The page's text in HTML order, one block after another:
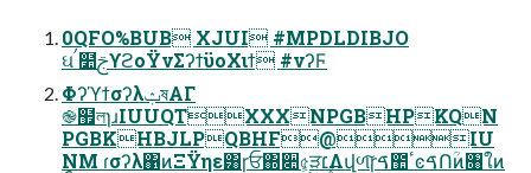
0QFO%BUB XJUI #MPDLDIBJO
ઘࠤ໺ࢢϒϩοΫνΣʔϯϋοΧιϯ #νʔϜ
ΦʔϓϯσʔλݑষΑΓ
֎຿লɿɹIUUQTXXXNPGBHPKQN
PGBKHBJLPQBHF@IU
NM ɾσʔλ΁ͷΞΫηε͸ɼਓ΍૊৫͕ੜ׆Λվળ͠ɼࠃ಺ٴͼࠃՈؒͷ৘ใͷ